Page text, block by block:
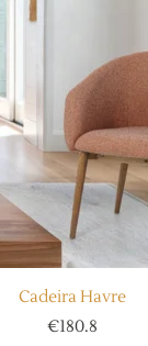
Cadeira Havre
€180.8